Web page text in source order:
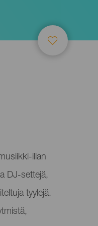
illan
DJ-settejä,
tyylejä.